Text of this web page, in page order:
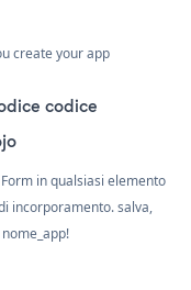
create your app
codice
in qualsiasi elemento
incorporamento. salva,